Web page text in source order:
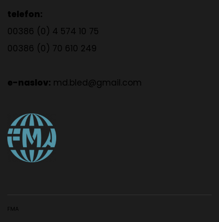
telefon:
00386 (0) 4 574 10 75
00386 (0) 70 610 249
e-naslov: md.bled@gmail.com
FMA